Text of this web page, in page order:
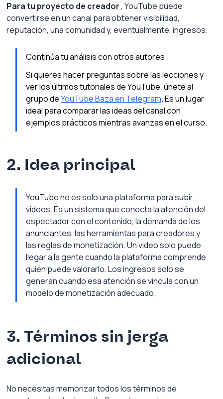
Para tu proyecto de creador, YouTube puede
convertirse en un canal para obtener visibilidad,
reputación, una comunidad y, eventualmente, ingresos.
Continúa tu análisis con otros autores.
Si quieres hacer preguntas sobre las lecciones y
ver los últimos tutoriales de YouTube, únete al
grupo de YouTube Baza en Telegram. Es un lugar
ideal para comparar las ideas del canal con
ejemplos prácticos mientras avanzas en el curso.
2. Idea principal
YouTube no es solo una plataforma para subir
videos. Es un sistema que conecta la atención del
espectador con el contenido, la demanda de los
anunciantes, las herramientas para creadores y
las reglas de monetización. Un video solo puede
llegar a la gente cuando la plataforma comprende
quién puede valorarlo. Los ingresos solo se
generan cuando esa atención se vincula con un
modelo de monetización adecuado.
3. Términos sin jerga
adicional
No necesitas memorizar todos los términos de